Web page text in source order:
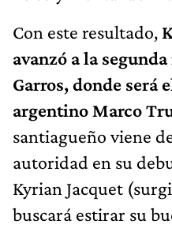
Con este resultado,
avanzó a la
Garros, donde será
argentino Marco
santiagueño viene
autoridad en su
Kyrian Jacquet
buscará estirar su